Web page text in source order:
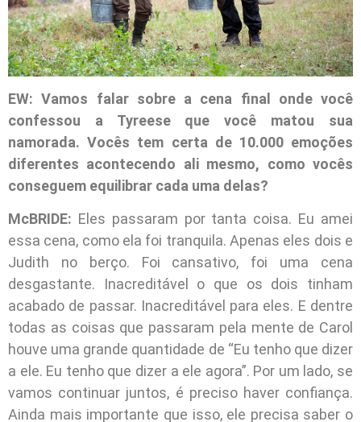
EW: Vamos falar sobre a cena final onde você
confessou a Tyreese que você matou sua
namorada. Vocês tem certa de 10.000 emoções
diferentes acontecendo ali mesmo, como vocês
conseguem equilibrar cada uma delas?
McBRIDE: Eles passaram por tanta coisa. Eu amei
essa cena, como ela foi tranquila. Apenas eles dois e
Judith no berço. Foi cansativo, foi uma cena
desgastante. Inacreditável o que os dois tinham
acabado de passar. Inacreditável para eles. E dentre
todas as coisas que passaram pela mente de Carol
houve uma grande quantidade de “Eu tenho que dizer
a ele. Eu tenho que dizer a ele agora”. Por um lado, se
vamos continuar juntos, é preciso haver confiança.
Ainda mais importante que isso, ele precisa saber o